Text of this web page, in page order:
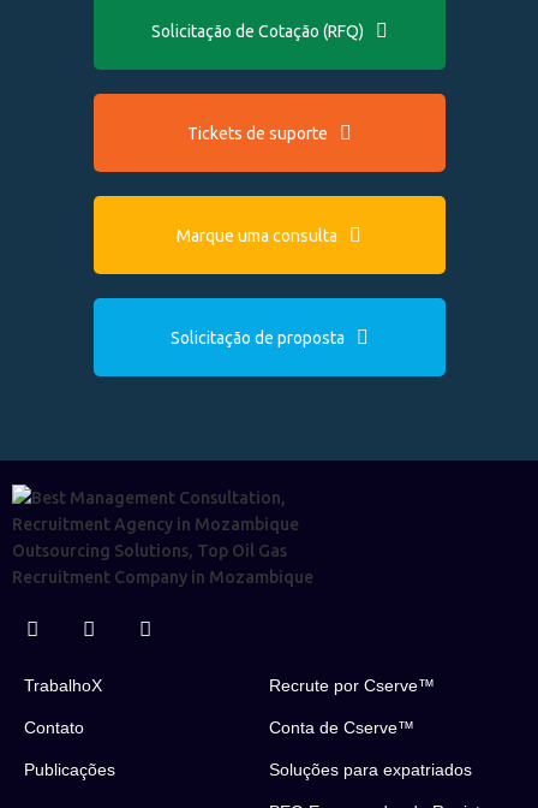
Solicitação de Cotação (RFQ)
Tickets de suporte
Marque uma consulta
Solicitação de proposta
TrabalhoX Recrute por Cserve™
Contato Conta de Cserve™
Publicações Soluções para expatriados